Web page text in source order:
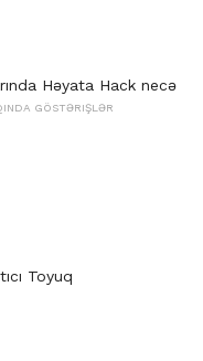
Həyata Hack necə
GÖSTƏRIŞLƏR
Toyuq